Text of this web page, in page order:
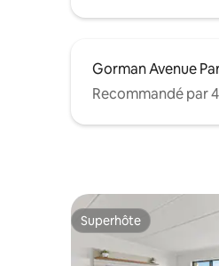
Gorman Avenue
Recommandé par
Superhôte
Superhôte